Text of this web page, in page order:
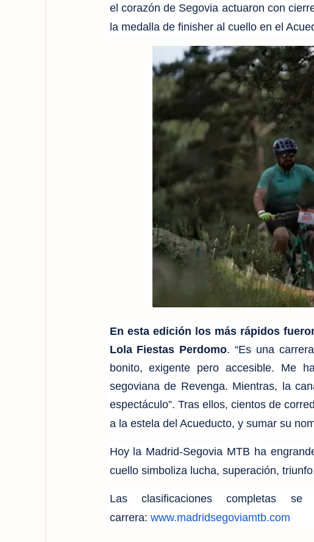
el corazón de Segovia actuaron con
la medalla de finisher al cuello en el
En esta edición los más rápidos
Lola Fiestas Perdomo. “Es una
bonito, exigente pero accesible. Me
segoviana de Revenga. Mientras, la
espectáculo”. Tras ellos, cientos de
a la estela del Acueducto, y sumar su
Hoy la Madrid-Segovia MTB ha
cuello simboliza lucha, superación,
Las clasificaciones completas
carrera: www.madridsegoviamtb.com